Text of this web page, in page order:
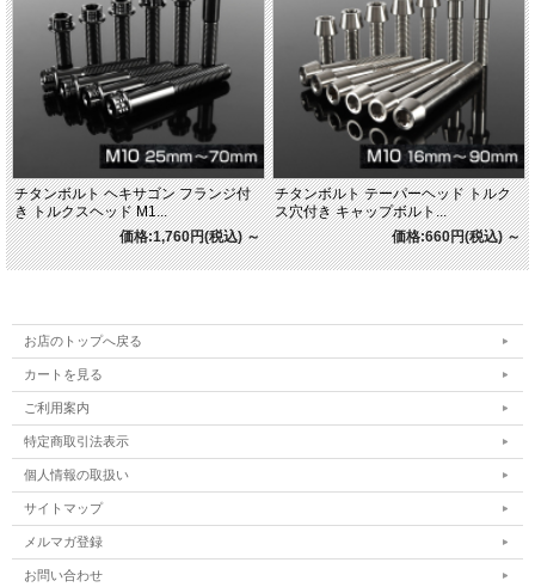
チタンボルト ヘキサゴン フランジ付
き トルクスヘッド M1...
価格:1,760円(税込)～
チタンボルト テーパーヘッド トルク
ス穴付き キャップボルト...
価格:660円(税込)～
お店のトップへ戻る
カートを見る
ご利用案内
特定商取引法表示
個人情報の取扱い
サイトマップ
メルマガ登録
お問い合わせ